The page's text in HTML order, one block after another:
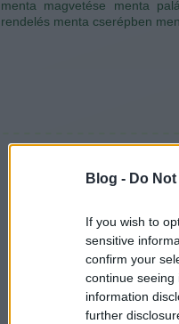
Blog - Do
If you wish to
sensitive
confirm your
continue seeing
information
further
menta magvetése
menta
rendelés menta cserépben